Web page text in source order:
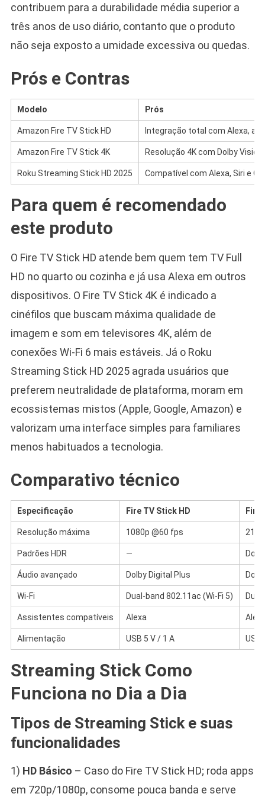
contribuem para a durabilidade média superior a
três anos de uso diário, contanto que o produto
não seja exposto a umidade excessiva ou quedas.
Prós e Contras
Modelo Prós
Amazon Fire TV Stick HD Integração total com Alexa,
Amazon Fire TV Stick 4K Resolução 4K com Dolby
Roku Streaming Stick HD 2025 Compatível com Alexa, Siri e
Para quem é recomendado
este produto
O Fire TV Stick HD atende bem quem tem TV Full
HD no quarto ou cozinha e já usa Alexa em outros
dispositivos. O Fire TV Stick 4K é indicado a
cinéfilos que buscam máxima qualidade de
imagem e som em televisores 4K, além de
conexões Wi-Fi 6 mais estáveis. Já o Roku
Streaming Stick HD 2025 agrada usuários que
preferem neutralidade de plataforma, moram em
ecossistemas mistos (Apple, Google, Amazon) e
valorizam uma interface simples para familiares
menos habituados a tecnologia.
Comparativo técnico
Especificação Fire TV Stick HD Fire
Resolução máxima 1080p @60 fps
Padrões HDR —
Áudio avançado Dolby Digital Plus
Wi-Fi Dual-band 802.11ac (Wi-Fi 5)
Assistentes compatíveis Alexa
Alimentação USB 5 V / 1 A USB
Streaming Stick Como
Funciona no Dia a Dia
Tipos de Streaming Stick e suas
funcionalidades
1) HD Básico – Caso do Fire TV Stick HD; roda apps
em 720p/1080p, consome pouca banda e serve